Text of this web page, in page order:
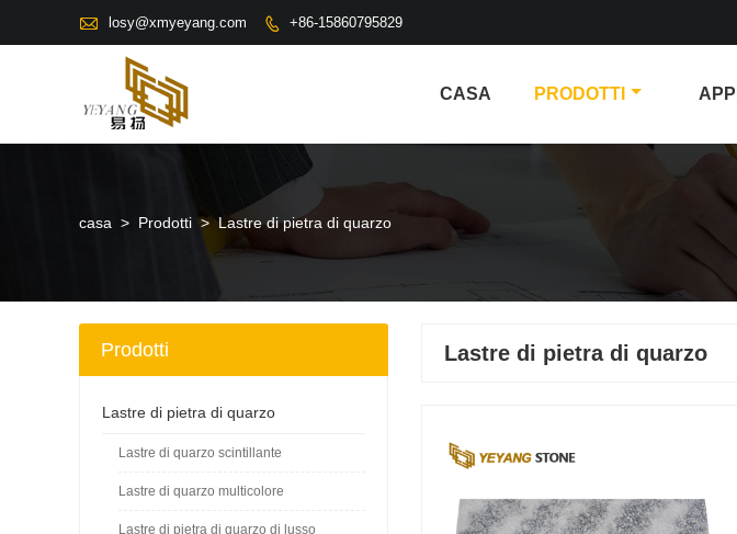
 losy@xmyeyang.com  +86-15860795829
CASA PRODOTTI
casa > Prodotti > Lastre di pietra di quarzo
Lastre di pietra di quarzo
Prodotti
Lastre di pietra di quarzo
Lastre di quarzo scintillante
Lastre di quarzo multicolore
Lastre di pietra di quarzo di lusso